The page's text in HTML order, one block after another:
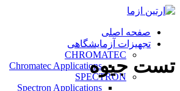
صفحه اصلی
تجهیزات آزمایشگاهی
CHROMATEC
Chromatec Applications
SPECTRON
Spectron Applications
تست جیوه